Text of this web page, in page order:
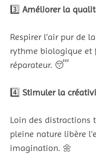
3️⃣ Améliorer la
Respirer l’air pur de
rythme biologique et
réparateur. 😴
4️⃣ Stimuler la
Loin des distractions
pleine nature libère
imagination. 🌼